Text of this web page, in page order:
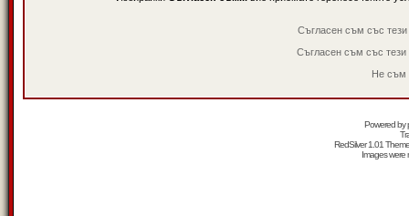
Съгласен съм със
Съгласен съм със
Не съм
Powered by
RedSilver 1.01
Images were